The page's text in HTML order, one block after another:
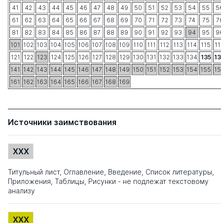
41
42 43 44 45 46 47 48 49 50 51 52 53 54 55
61
62 63 64 65 66 67 68 69 70 71 72 73 74 75
81
82 83 84 85 86 87 88 89 90 91 92 93 94 95
101 102 103 104 105 106 107 108 109 110 111 112 113 114 115
121
122 123 124 125 126 127 128 129 130 131 132 133 134 135
141 142 143 144 145 146 147 148 149 150 151 152 153 154 155
161 162 163 164 165 166 167 168 169
Источники заимствования
XXX
Титульный лист, Оглавление, Введение, Список литературы,
Приложения, Таблицы, Рисунки - не подлежат текстовому
анализу
XXX